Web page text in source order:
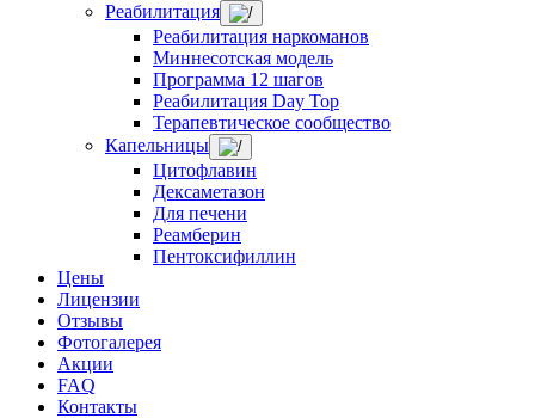
Реабилитация
Реабилитация наркоманов
Миннесотская модель
Программа 12 шагов
Реабилитация Day Top
Терапевтическое сообщество
Капельницы
Цитофлавин
Дексаметазон
Для печени
Реамберин
Пентоксифиллин
Цены
Лицензии
Отзывы
Фотогалерея
Акции
FAQ
Контакты